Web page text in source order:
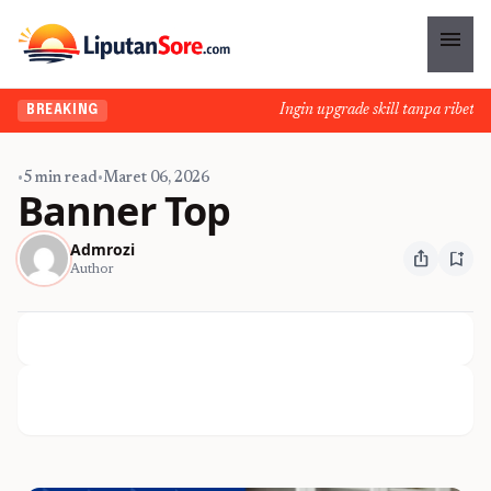
menu
BREAKING Ingin upgrade skill tanpa ribet?
•5 min read•Maret 06, 2026
Banner Top
Admrozi
Author ios_share bookmark_add